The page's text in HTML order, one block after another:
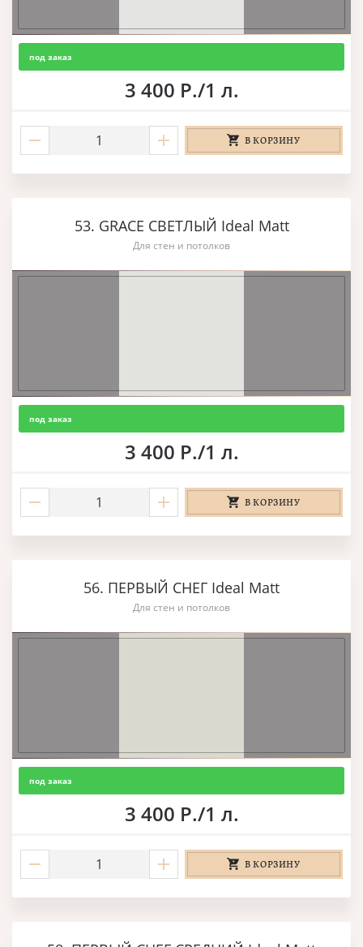
под заказ
3 400 Р./1 л.
В КОРЗИНУ
53. GRACE СВЕТЛЫЙ Ideal Matt
Для стен и потолков
под заказ
3 400 Р./1 л.
В КОРЗИНУ
56. ПЕРВЫЙ СНЕГ Ideal Matt
Для стен и потолков
под заказ
3 400 Р./1 л.
В КОРЗИНУ